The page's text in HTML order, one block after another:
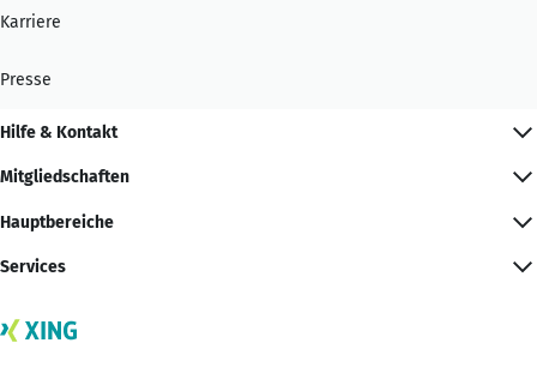
Karriere
Presse
Hilfe & Kontakt
Mitgliedschaften
Hauptbereiche
Services